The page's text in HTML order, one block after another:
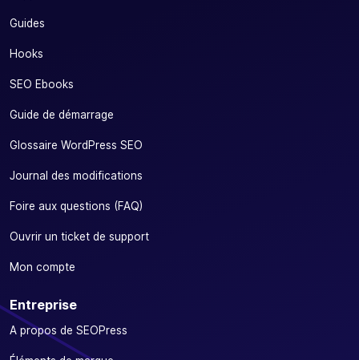
Guides
Hooks
SEO Ebooks
Guide de démarrage
Glossaire WordPress SEO
Journal des modifications
Foire aux questions (FAQ)
Ouvrir un ticket de support
Mon compte
Entreprise
A propos de SEOPress